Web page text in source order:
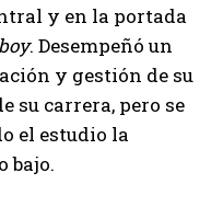
y en la portada
. Desempeñó un
y gestión de su
su carrera, pero se
el estudio la
bajo.